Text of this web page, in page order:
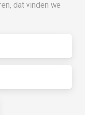
dat vinden we